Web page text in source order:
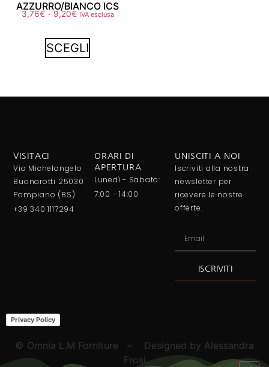
AZZURRO/BIANCO ICS
3,76€ - 9,20€ IVA esclusa
SCEGLI
VISITACI
Via Michelangelo
Buonarotti 25030
Pompiano (BS)
+39 340 1117294
ORARI DI
APERTURA
Lunedì - Sabato:
7:00 - 14:00
UNISCITI A NOI
Iscriviti alla nostra
newsletter per
ricevere le nostre
offerte.
ISCRIVITI
Privacy Policy
© Omnia L.M Forniture – Designed by Alessandra
Frosi